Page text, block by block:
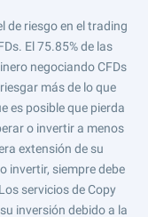
de riesgo en el trading
El 75.85% de las
negociando CFDs
más de lo que
es posible que pierda
o invertir a menos
extensión de su
invertir, siempre debe
servicios de Copy
inversión debido a la